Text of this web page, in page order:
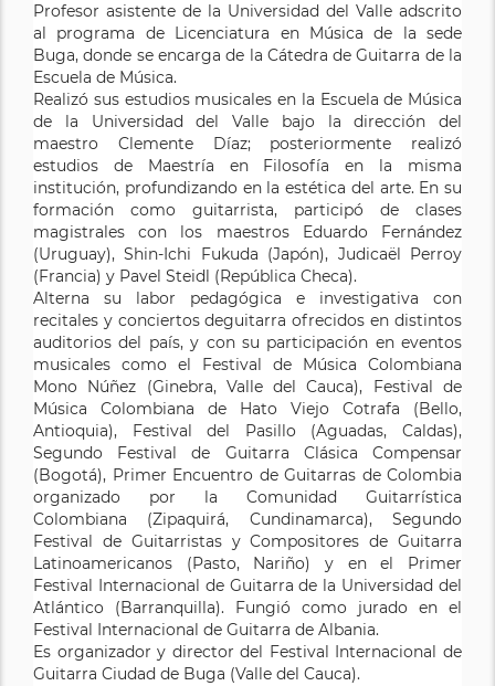
Profesor asistente de la Universidad del Valle adscrito
al programa de Licenciatura en Música de la sede
Buga, donde se encarga de la Cátedra de Guitarra de la
Escuela de Música.
Realizó sus estudios musicales en la Escuela de Música
de la Universidad del Valle bajo la dirección del
maestro Clemente Díaz; posteriormente realizó
estudios de Maestría en Filosofía en la misma
institución, profundizando en la estética del arte. En su
formación como guitarrista, participó de clases
magistrales con los maestros Eduardo Fernández
(Uruguay), Shin-Ichi Fukuda (Japón), Judicaël Perroy
(Francia) y Pavel Steidl (República Checa).
Alterna su labor pedagógica e investigativa con
recitales y conciertos deguitarra ofrecidos en distintos
auditorios del país, y con su participación en eventos
musicales como el Festival de Música Colombiana
Mono Núñez (Ginebra, Valle del Cauca), Festival de
Música Colombiana de Hato Viejo Cotrafa (Bello,
Antioquia), Festival del Pasillo (Aguadas, Caldas),
Segundo Festival de Guitarra Clásica Compensar
(Bogotá), Primer Encuentro de Guitarras de Colombia
organizado por la Comunidad Guitarrística
Colombiana (Zipaquirá, Cundinamarca), Segundo
Festival de Guitarristas y Compositores de Guitarra
Latinoamericanos (Pasto, Nariño) y en el Primer
Festival Internacional de Guitarra de la Universidad del
Atlántico (Barranquilla). Fungió como jurado en el
Festival Internacional de Guitarra de Albania.
Es organizador y director del Festival Internacional de
Guitarra Ciudad de Buga (Valle del Cauca).